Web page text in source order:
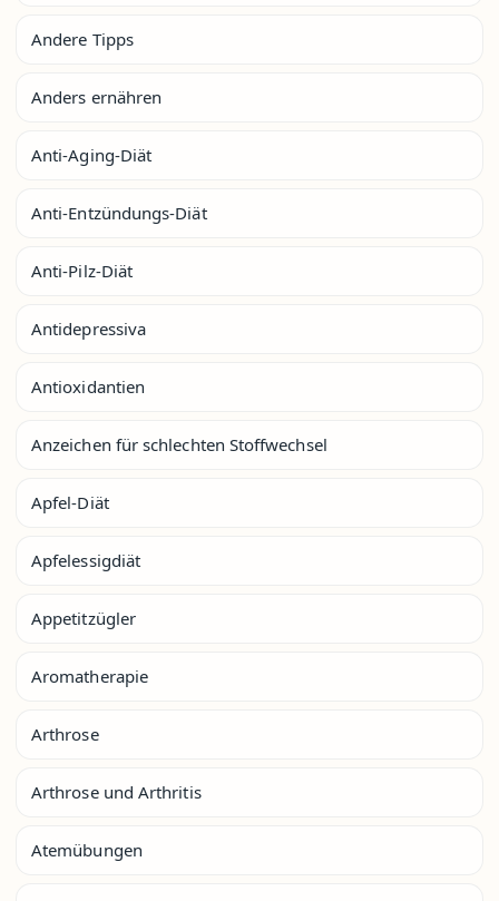
Andere Tipps
Anders ernähren
Anti-Aging-Diät
Anti-Entzündungs-Diät
Anti-Pilz-Diät
Antidepressiva
Antioxidantien
Anzeichen für schlechten Stoffwechsel
Apfel-Diät
Apfelessigdiät
Appetitzügler
Aromatherapie
Arthrose
Arthrose und Arthritis
Atemübungen